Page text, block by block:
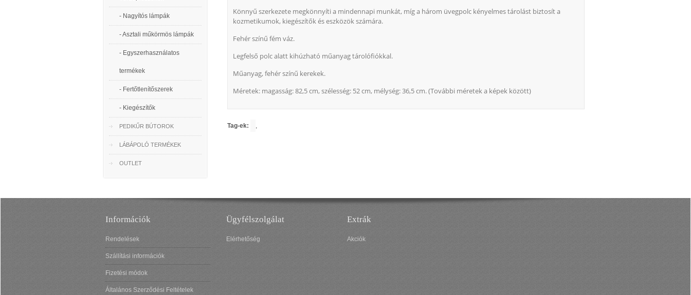
- Nagyítós lámpák
- Asztali műkörmös lámpák
- Egyszerhasználatos
termékek
- Fertőtlenítőszerek
- Kiegészítők
PEDIKŰR BÚTOROK
LÁBÁPOLÓ TERMÉKEK
OUTLET
Könnyű szerkezete megkönnyíti a mindennapi munkát, míg a három üvegpolc kényelmes tárolást biztosít a
kozmetikumok, kiegészítők és eszközök számára.
Fehér színű fém váz.
Legfelső polc alatt kihúzható műanyag tárolófiókkal.
Műanyag, fehér színű kerekek.
Méretek: magasság: 82,5 cm, szélesség: 52 cm, mélység: 36,5 cm. (További méretek a képek között)
Tag-ek: ,
Információk
Rendelések
Szállítási információk
Fizetési módok
Általános Szerződési Feltételek
Ügyfélszolgálat
Elérhetőség
Extrák
Akciók